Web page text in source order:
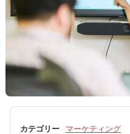
カテゴリー
マーケティング